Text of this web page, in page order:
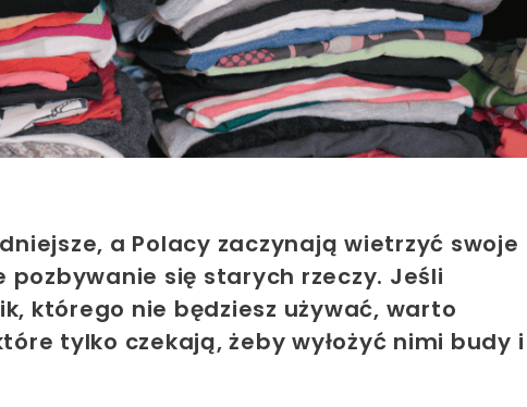
a Polacy zaczynają wietrzyć swoje
się starych rzeczy. Jeśli
którego nie będziesz używać, warto
tylko czekają, żeby wyłożyć nimi budy i